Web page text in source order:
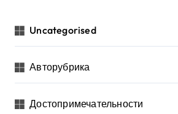
Uncategorised
Авторубрика
Достопримечательности